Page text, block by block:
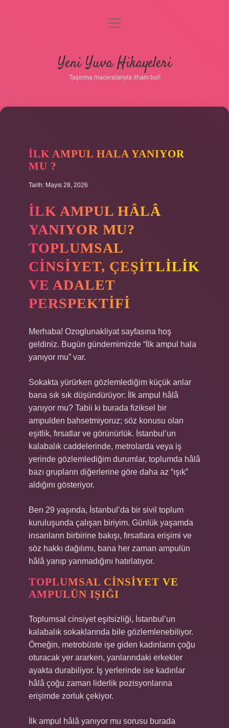
Gizlilik Politikası
Hakkımızda
menüyü
Yeni Yuva Hikayeleri
Taşınma maceralarıyla ilham bul!
İLK AMPUL HALA YANIYOR
MU ?
Tarih: Mayıs 28, 2026
İLK AMPUL HÂLÂ
YANIYOR MU?
TOPLUMSAL
CINSIYET, ÇEŞITLILIK
VE ADALET
PERSPEKTIFI
Merhaba! Ozoglunakliyat sayfasına hoş
geldiniz. Bugün gündemimizde “İlk ampul hala
yanıyor mu” var.
Sokakta yürürken gözlemlediğim küçük anlar
bana sık sık düşündürüyor: İlk ampul hâlâ
yanıyor mu? Tabii ki burada fiziksel bir
ampulden bahsetmiyoruz; söz konusu olan
eşitlik, fırsatlar ve görünürlük. İstanbul’un
kalabalık caddelerinde, metrolarda veya iş
yerinde gözlemlediğim durumlar, toplumda hâlâ
bazı grupların diğerlerine göre daha az “ışık”
aldığını gösteriyor.
Ben 29 yaşında, İstanbul’da bir sivil toplum
kuruluşunda çalışan biriyim. Günlük yaşamda
insanların birbirine bakışı, fırsatlara erişimi ve
söz hakkı dağılımı, bana her zaman ampulün
hâlâ yanıp yanmadığını hatırlatıyor.
TOPLUMSAL CINSIYET VE
AMPULÜN IŞIĞI
Toplumsal cinsiyet eşitsizliği, İstanbul’un
kalabalık sokaklarında bile gözlemlenebiliyor.
Örneğin, metrobüste işe giden kadınların çoğu
oturacak yer ararken, yanlarındaki erkekler
ayakta durabiliyor. İş yerlerinde ise kadınlar
hâlâ çoğu zaman liderlik pozisyonlarına
erişimde zorluk çekiyor.
İlk ampul hâlâ yanıyor mu sorusu burada